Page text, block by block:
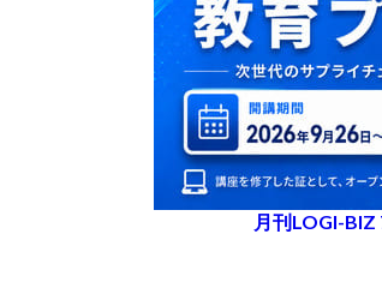
月刊LOGI-